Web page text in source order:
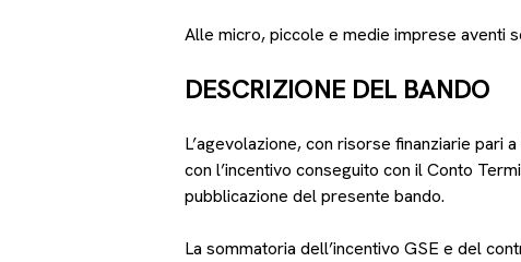
Alle micro, piccole e medie imprese aventi
DESCRIZIONE DEL BANDO
L’agevolazione, con risorse finanziarie pari a
con l’incentivo conseguito con il Conto
pubblicazione del presente bando.
La sommatoria dell’incentivo GSE e del